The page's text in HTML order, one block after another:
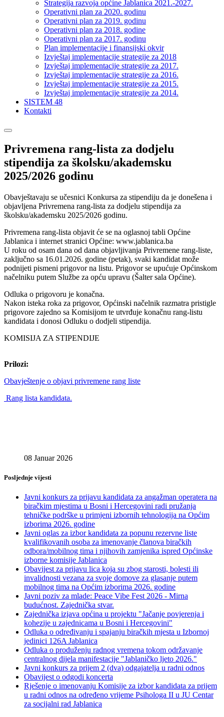
Strategija razvoja općine Jablanica 2021.-2027.
Operativni plan za 2020. godinu
Operativni plan za 2019. godinu
Operativni plan za 2018. godine
Operativni plan za 2017. godinu
Plan implementacije i finansijski okvir
Izvještaj implementacije strategije za 2018
Izvještaj implementacije strategije za 2017.
Izvještaj implementacije strategije za 2016.
Izvještaj implementacije strategije za 2015.
Izvještaj implementacije strategije za 2014.
SISTEM 48
Kontakti
Privremena rang-lista za dodjelu
stipendija za školsku/akademsku
2025/2026 godinu
Obavještavaju se učesnici Konkursa za stipendiju da je donešena i
objavljena Privremena rang-lista za dodjelu stipendija za
školsku/akademsku 2025/2026 godinu.
Privremena rang-lista objavit će se na oglasnoj tabli Općine
Jablanica i internet stranici Općine: www.jablanica.ba
U roku od osam dana od dana objavljivanja Privremene rang-liste,
zaključno sa 16.01.2026. godine (petak), svaki kandidat može
podnijeti pismeni prigovor na listu. Prigovor se upućuje Općinskom
načelniku putem Službe za opću upravu (Šalter sala Općine).
Odluka o prigovoru je konačna.
Nakon isteka roka za prigovor, Općinski načelnik razmatra pristigle
prigovore zajedno sa Komisijom te utvrđuje konačnu rang-listu
kandidata i donosi Odluku o dodjeli stipendija.
KOMISIJA ZA STIPENDIJE
Prilozi:
Obavještenje o objavi privremene rang liste
Rang lista kandidata.
08 Januar 2026
Posljednje vijesti
Javni konkurs za prijavu kandidata za angažman operatera na
biračkim mjestima u Bosni i Hercegovini radi pružanja
tehničke podrške u primjeni izbornih tehnologija na Općim
izborima 2026. godine
Javni oglas za izbor kandidata za popunu rezervne liste
kvalifikovanih osoba za imenovanje članova biračkih
odbora/mobilnog tima i njihovih zamjenika ispred Općinske
izborne komisije Jablanica
Obavijest za prijavu lica koja su zbog starosti, bolesti ili
invalidnosti vezana za svoje domove za glasanje putem
mobilnog tima na Općim izborima 2026. godine
Javni poziv za mlade: Peace Vibe Fest 2026 - Mirna
budućnost. Zajednička stvar.
Zajednička izjava općina u projektu "Jačanje povjerenja i
kohezije u zajednicama u Bosni i Hercegovini"
Odluka o određivanju i spajanju biračkih mjesta u Izbornoj
jedinici 126A Jablanica
Odluka o produženju radnog vremena tokom održavanje
centralnog dijela manifestacije "Jablaničko ljeto 2026."
Javni konkurs za prijem 2 (dva) odgajatelja u radni odnos
Obavijest o odgodi koncerta
Rješenje o imenovanju Komisije za izbor kandidata za prijem
u radni odnos na određeno vrijeme Psihologa II u JU Centar
za socijalni rad Jablanica